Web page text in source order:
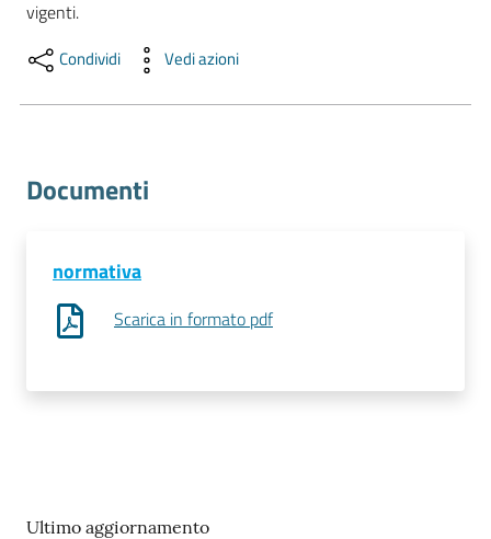
RSS
Condividi Vedi azioni
Documenti
normativa
Scarica in formato pdf
Ultimo aggiornamento